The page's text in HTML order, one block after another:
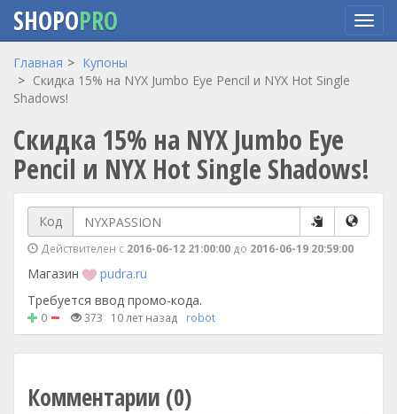
Перейти
основному
SHOPOPRO
Главная
Купоны
Скидка 15% на NYX Jumbo Eye Pencil и NYX Hot Single
Shadows!
Скидка 15% на NYX Jumbo Eye
Pencil и NYX Hot Single Shadows!
Код
Действителен с 2016-06-12 21:00:00 до 2016-06-19 20:59:00
Магазин
pudra.ru
Требуется ввод промо-кода.
0 373 10 лет назад robot
Комментарии (0)